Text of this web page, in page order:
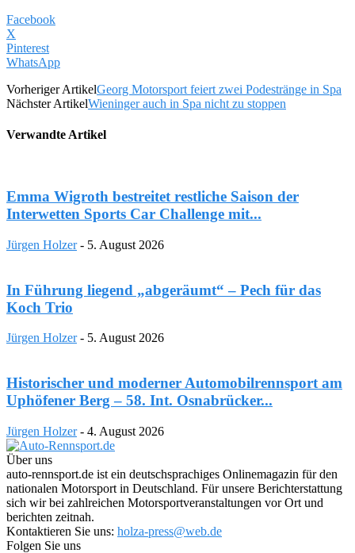
Facebook
X
Pinterest
WhatsApp
Vorheriger ArtikelGeorg Motorsport feiert zwei Podestränge in Spa
Nächster ArtikelWieninger auch in Spa nicht zu stoppen
Verwandte Artikel
Emma Wigroth bestreitet restliche Saison der
Interwetten Sports Car Challenge mit...
Jürgen Holzer - 5. August 2026
In Führung liegend „abgeräumt“ – Pech für das
Koch Trio
Jürgen Holzer - 5. August 2026
Historischer und moderner Automobilrennsport am
Uphöfener Berg – 58. Int. Osnabrücker...
Jürgen Holzer - 4. August 2026
Über uns
auto-rennsport.de ist ein deutschsprachiges Onlinemagazin für den
nationalen Motorsport in Deutschland. Für unsere Berichterstattung
sich wir bei zahlreichen Motorsportveranstaltungen vor Ort und
berichten zeitnah.
Kontaktieren Sie uns: holza-press@web.de
Folgen Sie uns